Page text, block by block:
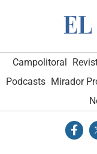
Campolitoral
Podcasts Mirador